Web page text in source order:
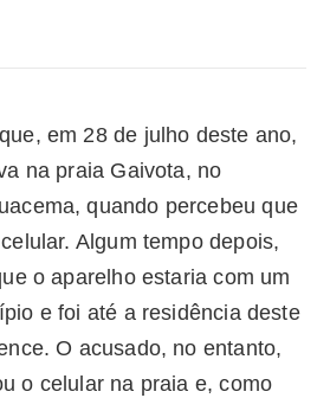
em 28 de julho deste ano,
na praia Gaivota, no
quando percebeu que
Algum tempo depois,
o aparelho estaria com um
e foi até a residência deste
O acusado, no entanto,
o celular na praia e, como